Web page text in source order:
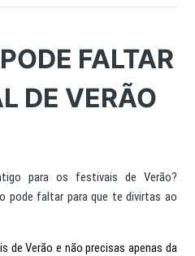
FALTAR
DE VERÃO
para os festivais de Verão?
pode faltar para que te divirtas ao
de Verão e não precisas apenas da